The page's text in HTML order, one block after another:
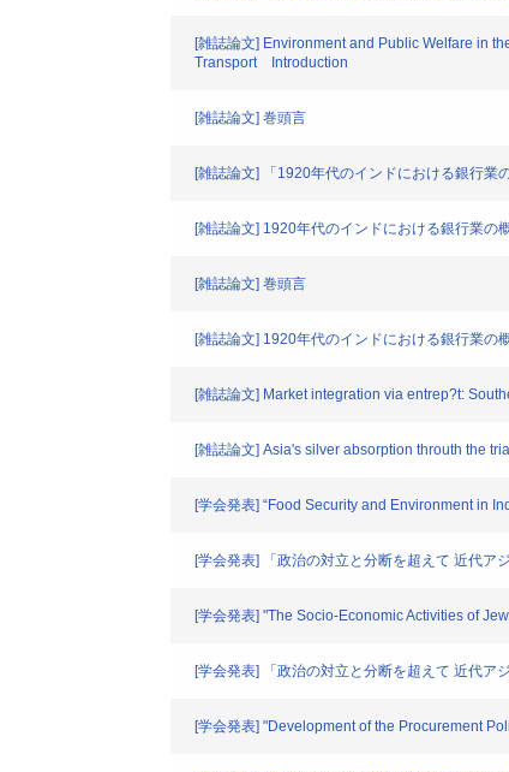
[雑誌論文] Environment and Public Welfare in
Transport Introduction
[雑誌論文] 巻頭言
[雑誌論文] 「1920年代のインドにおける銀行業の
[雑誌論文] 1920年代のインドにおける銀行業の
[雑誌論文] 巻頭言
[雑誌論文] 1920年代のインドにおける銀行業の
[雑誌論文] Market integration via entrep?t:
[雑誌論文] Asia's silver absorption throuth the
[学会発表] “Food Security and Environment in
[学会発表] 「政治の対立と分断を超えて 近代ア
[学会発表] "The Socio-Economic Activities of
[学会発表] 「政治の対立と分断を超えて 近代ア
[学会発表] "Development of the Procurement